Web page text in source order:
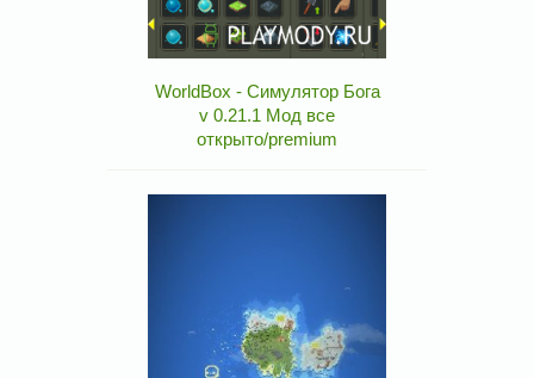
WorldBox - Симулятор Бога
v 0.21.1 Мод все
открыто/premium